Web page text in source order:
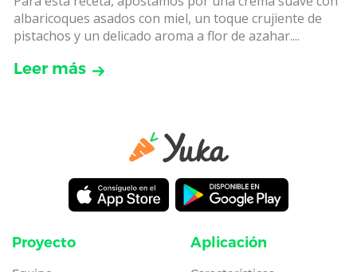
albaricoques asados con miel, un toque crujiente de
pistachos y un delicado aroma a flor de azahar....
Leer más
Proyecto Aplicación